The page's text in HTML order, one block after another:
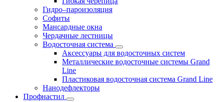
Гидро–пароизоляция
Софиты
Мансардные окна
Чердачные лестницы
Водосточная система
Аксессуары для водосточных систем
Металлические водосточные системы Grand
Line
Пластиковая водосточная система Grand Line
Нанодефлекторы
Профнастил